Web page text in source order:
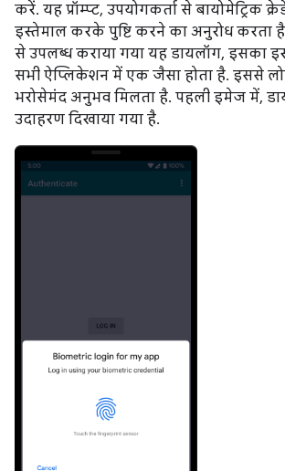
करें. यह प्रॉम्प्ट, उपयोगकर्ता से बायोमेट्रिक
इस्तेमाल करके पुष्टि करने का अनुरोध करता
से उपलब्ध कराया गया यह डायलॉग, इसका
सभी ऐप्लिकेशन में एक जैसा होता है. इससे
भरोसेमंद अनुभव मिलता है. पहली इमेज में,
उदाहरण दिखाया गया है.